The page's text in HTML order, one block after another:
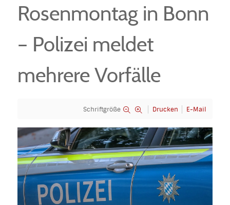
Rosenmontag in Bonn
– Polizei meldet
mehrere Vorfälle
Schriftgröße Drucken E-Mail